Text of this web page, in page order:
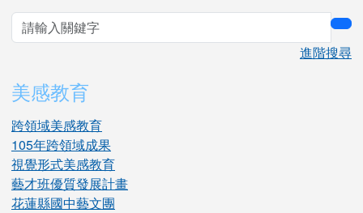
進階搜尋
美感教育
跨領域美感教育
105年跨領域成果
視覺形式美感教育
藝才班優質發展計畫
花蓮縣國中藝文團